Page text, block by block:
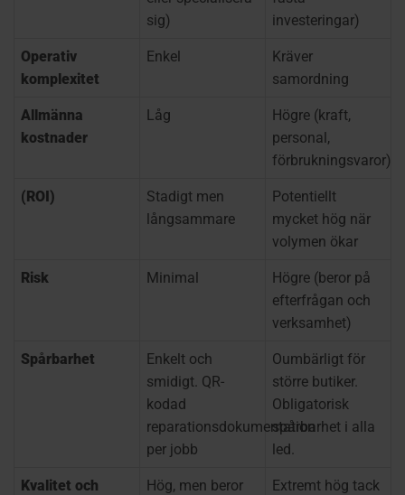
sig)
investeringar)
Operativ
komplexitet
Enkel
Kräver
samordning
Allmänna
kostnader
Låg
Högre (kraft,
personal,
förbrukningsvaror)
(ROI)
Stadigt men
långsammare
Potentiellt
mycket hög när
volymen ökar
Risk Minimal
Högre (beror på
efterfrågan och
verksamhet)
Spårbarhet
Enkelt och
smidigt. QR-
kodad
reparationsdokumentation
per jobb
Oumbärligt för
större butiker.
Obligatorisk
spårbarhet i alla
led.
Kvalitet och
Hög, men beror
Extremt hög tack